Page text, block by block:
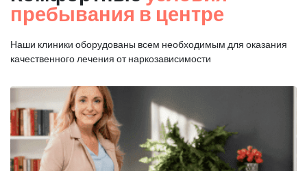
пребывания в центре
Наши клиники оборудованы всем необходимым для оказания
качественного лечения от наркозависимости